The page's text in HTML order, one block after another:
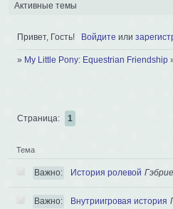
Активные темы
Привет, Гость! Войдите или
» My Little Pony: Equestrian Friendship
Страница: 1
Тема
Важно: История ролевой
Важно: Внутриигровая история